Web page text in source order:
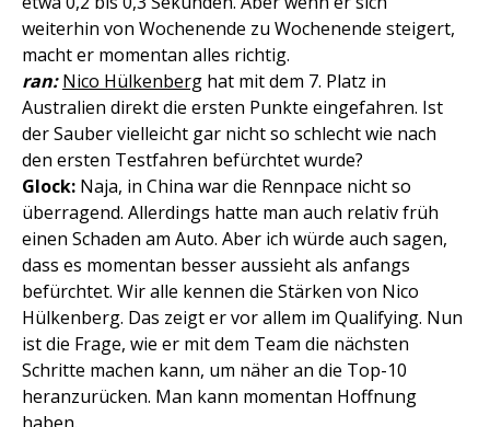
weiterhin von Wochenende zu Wochenende steigert,
macht er momentan alles richtig.
ran: Nico Hülkenberg hat mit dem 7. Platz in
Australien direkt die ersten Punkte eingefahren. Ist
der Sauber vielleicht gar nicht so schlecht wie nach
den ersten Testfahren befürchtet wurde?
Glock: Naja, in China war die Rennpace nicht so
überragend. Allerdings hatte man auch relativ früh
einen Schaden am Auto. Aber ich würde auch sagen,
dass es momentan besser aussieht als anfangs
befürchtet. Wir alle kennen die Stärken von Nico
Hülkenberg. Das zeigt er vor allem im Qualifying. Nun
ist die Frage, wie er mit dem Team die nächsten
Schritte machen kann, um näher an die Top-10
heranzurücken. Man kann momentan Hoffnung